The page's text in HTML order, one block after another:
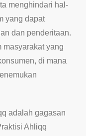
menghindari hal-
yang dapat
dan penderitaan.
masyarakat yang
di mana
adalah gagasan
Ahliqq